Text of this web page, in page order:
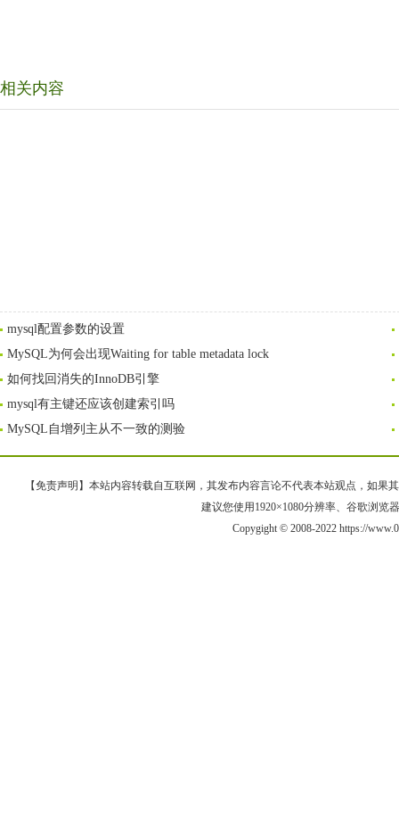
相关内容
mysql配置参数的设置
MySQL为何会出现Waiting for table metadata lock
如何找回消失的InnoDB引擎
mysql有主键还应该创建索引吗
MySQL自增列主从不一致的测验
【免责声明】本站内容转载自互联网，其发布内容言论不代表本站观点，如果
建议您使用1920×1080分辨率、谷歌浏览
Copygight © 2008-2022 https://